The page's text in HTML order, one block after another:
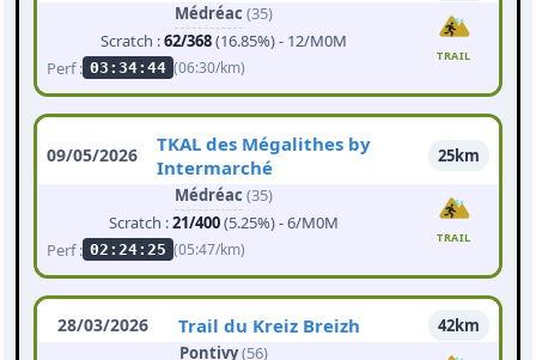
Médréac (35)
Scratch :62/368(16.85%) - 12/M0M
Perf : 03:34:44 (06:30/km)
TRAIL
09/05/2026
TKAL des Mégalithes by
Intermarché
25km
Médréac (35)
Scratch :21/400(5.25%) - 6/M0M
Perf : 02:24:25 (05:47/km)
TRAIL
28/03/2026 Trail du Kreiz Breizh
42km
Pontivy(56)